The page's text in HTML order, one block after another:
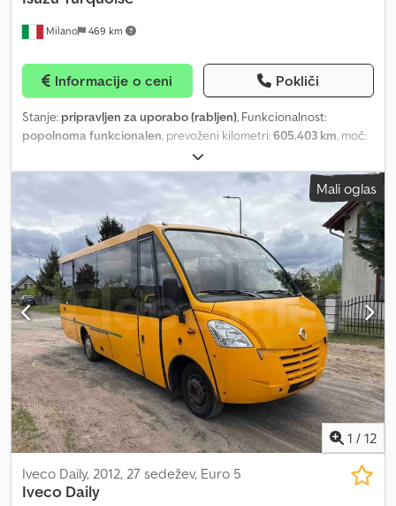
Milano 469 km
Informacije o ceni Pokliči
Stanje: pripravljen za uporabo (rabljen), Funkcionalnost:
popolnoma funkcionalen, prevoženi kilometri:605.403 km, moč:
, prva registracija:
število sedežev:30, vrsta prenosa:mehanski, konfiguracija osi:2
, zavore:
, velikost pnevmatike:
235/75 R17.5
, Oprema:
ABS, klimatska naprava, nadzor oprijema,
parkirni grelec, Medmestni avtobus – Isuzu Turquoise Tehnični
podatki: - Datum prve registracije: 2009 - Prevoženi kilometri:
605.403 - Število sedežev: 32 - Emisijski standard: Euro 4 - Gorivo:
dizel - Prenos: ročni menjalnik - Moč: 140 kW (190 KM) - Dolžina:
7,67 m - Število osi: 2 - Motor: Isuzu ISUZU4HK1E4C Oprema: -
Klimatska naprava - Hladilnik - ABS - ASR - Zavorni retarder -
Nastavljivi sedeži - Varnostni pasovi - Zavese - Monitorji - Dodatni
grelec - Dvojno zasteklitev Djdpfx Apeztlu Rjrjkr Prodaja Fleequid,
evropska platforma za trgovanje z rabljenimi avtobusi.
Mali oglas
1 / 12
Iveco Daily, 2012, 27 sedežev, Euro 5
Iveco Daily